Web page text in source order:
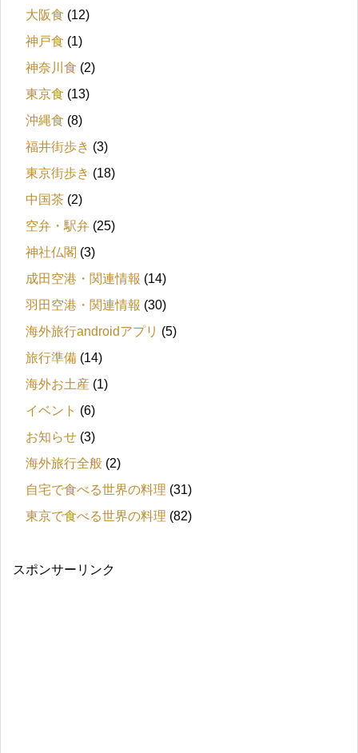
大阪食 (12)
神戸食 (1)
神奈川食 (2)
東京食 (13)
沖縄食 (8)
福井街歩き (3)
東京街歩き (18)
中国茶 (2)
空弁・駅弁 (25)
神社仏閣 (3)
成田空港・関連情報 (14)
羽田空港・関連情報 (30)
海外旅行androidアプリ (5)
旅行準備 (14)
海外お土産 (1)
イベント (6)
お知らせ (3)
海外旅行全般 (2)
自宅で食べる世界の料理 (31)
東京で食べる世界の料理 (82)
スポンサーリンク